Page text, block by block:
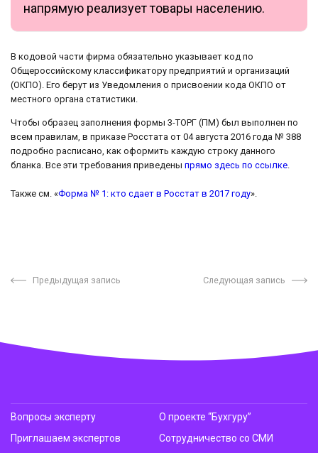
напрямую реализует товары населению.
В кодовой части фирма обязательно указывает код по
Общероссийскому классификатору предприятий и организаций
(ОКПО). Его берут из Уведомления о присвоении кода ОКПО от
местного органа статистики.
Чтобы образец заполнения формы 3-ТОРГ (ПМ) был выполнен по
всем правилам, в приказе Росстата от 04 августа 2016 года № 388
подробно расписано, как оформить каждую строку данного
бланка. Все эти требования приведены прямо здесь по ссылке.
Также см. «Форма № 1: кто сдает в Росстат в 2017 году».
Предыдущая запись Следующая запись
Вопросы эксперту
Приглашаем экспертов
О проекте “Бухгуру”
Сотрудничество со СМИ